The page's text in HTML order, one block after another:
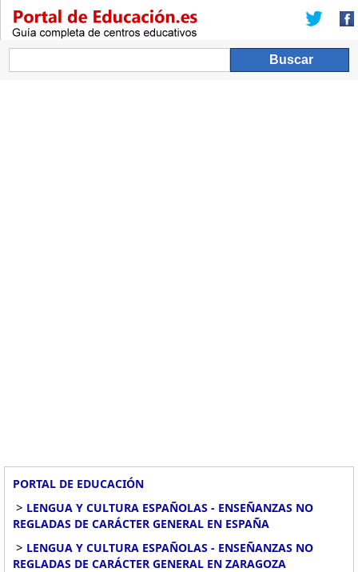
PORTAL DE EDUCACIÓN
> LENGUA Y CULTURA ESPAÑOLAS - ENSEÑANZAS NO
REGLADAS DE CARÁCTER GENERAL EN ESPAÑA
> LENGUA Y CULTURA ESPAÑOLAS - ENSEÑANZAS NO
REGLADAS DE CARÁCTER GENERAL EN ZARAGOZA